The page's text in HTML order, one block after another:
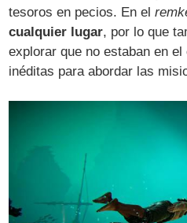
tesoros en pecios. En el
cualquier lugar, por lo que
explorar que no estaban en
inéditas para abordar las